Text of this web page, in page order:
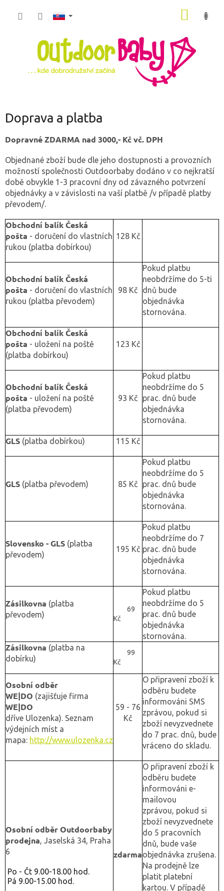
Doprava a platba
Dopravné ZDARMA nad 3000,- Kč vč. DPH
Objednané zboží bude dle jeho dostupnosti a provozních
možností společnosti Outdoorbaby dodáno v co nejkratší
době obvykle 1-3 pracovní dny od závazného potvrzení
objednávky a v závislosti na vaší platbě /v případě platby
převodem/.
Obchodní balík Česká
pošta - doručení do vlastních
rukou (platba dobírkou)
128 Kč
Obchodní balík Česká
pošta - doručení do vlastních
rukou (platba převodem)
98 Kč
Pokud platbu
neobdržíme do 5-ti
dnů bude
objednávka
stornována.
Obchodní balík Česká
pošta - uložení na poště
(platba dobírkou)
123 Kč
Obchodní balík Česká
pošta - uložení na poště
(platba převodem)
93 Kč
Pokud platbu
neobdržíme do 5
prac. dnů bude
objednávka
stornována.
GLS (platba dobírkou) 115 Kč
GLS (platba převodem) 85 Kč
Pokud platbu
neobdržíme do 5
prac. dnů bude
objednávka
stornována.
Slovensko - GLS (platba
převodem)
195 Kč
Pokud platbu
neobdržíme do 7
prac. dnů bude
objednávka
stornována.
Zásilkovna (platba
převodem)
69
Kč
Pokud platbu
neobdržíme do 5
prac. dnů bude
objednávka
stornována.
Zásilkovna (platba na
dobírku)
99
Kč
Osobní odběr
WE|DO (zajišťuje firma
WE|DO
dříve Ulozenka). Seznam
výdejních míst a
mapa: http://www.ulozenka.cz
59 - 76
Kč
O připravení zboží k
odběru budete
informováni SMS
zprávou, pokud si
zboží nevyzvednete
do 7 prac. dnů, bude
vráceno do skladu.
Osobní odběr Outdoorbaby
prodejna, Jaselská 34, Praha
6
Po - Čt 9.00-18.00 hod.
Pá 9.00-15.00 hod.
zdarma
O připravení zboží k
odběru budete
informováni e-
mailovou
zprávou, pokud si
zboží nevyzvednete
do 5 pracovních
dnů, bude vaše
objednávka zrušena.
Na prodejně lze
platit platební
kartou. V případě